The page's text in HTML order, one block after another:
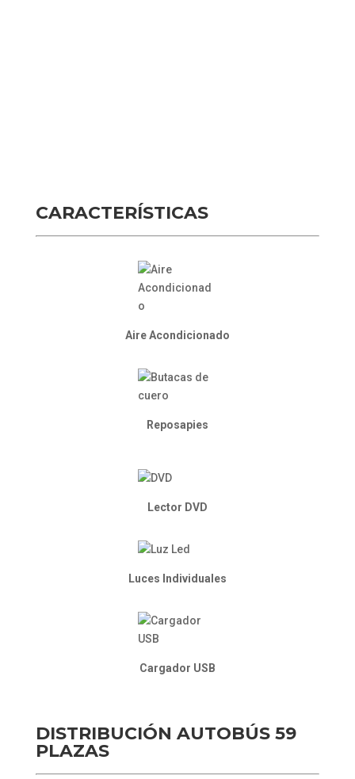
CARACTERÍSTICAS
Aire Acondicionado
Reposapies
Lector DVD
Luces Individuales
Cargador USB
DISTRIBUCIÓN AUTOBÚS 59
PLAZAS